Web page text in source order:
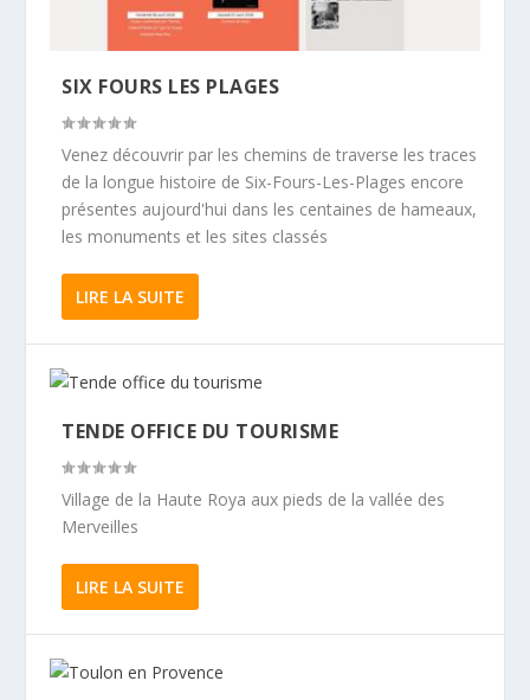
SIX FOURS LES PLAGES
Venez découvrir par les chemins de traverse les traces
de la longue histoire de Six-Fours-Les-Plages encore
présentes aujourd'hui dans les centaines de hameaux,
les monuments et les sites classés
LIRE LA SUITE
TENDE OFFICE DU TOURISME
Village de la Haute Roya aux pieds de la vallée des
Merveilles
LIRE LA SUITE